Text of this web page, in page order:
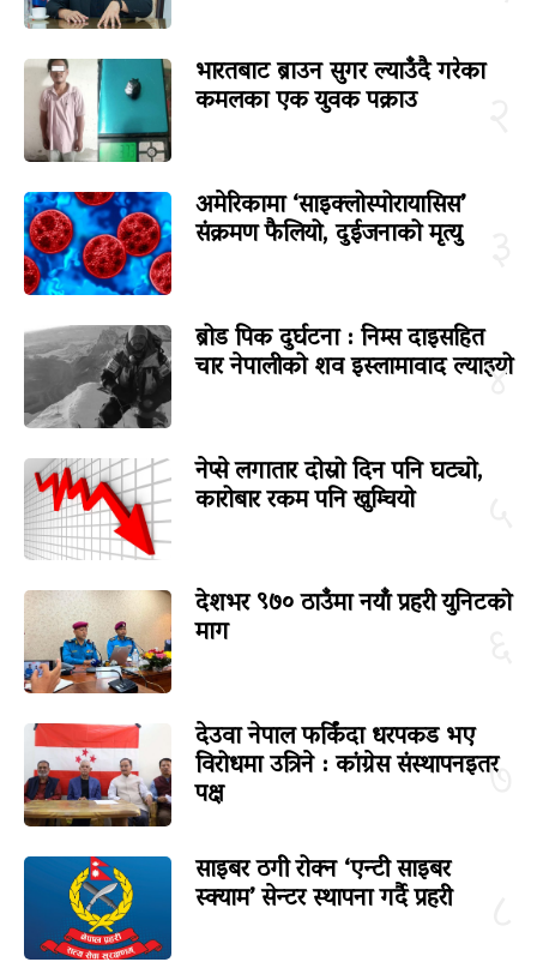
भारतबाट ब्राउन सुगर ल्याउँदै गरेका
कमलका एक युवक पक्राउ
अमेरिकामा ‘साइक्लोस्पोरायासिस’
संक्रमण फैलियो, दुईजनाको मृत्यु
४
ब्रोड पिक दुर्घटना : निम्स दाइसहित
चार नेपालीको शव इस्लामावाद ल्याइयो
नेप्से लगातार दोस्रो दिन पनि घट्यो,
कारोबार रकम पनि खुम्चियो
देशभर ९७० ठाउँमा नयाँ प्रहरी युनिटको
माग
७
देउवा नेपाल फर्किंदा धरपकड भए
विरोधमा उत्रिने : कांग्रेस संस्थापनइतर
पक्ष
साइबर ठगी रोक्न ‘एन्टी साइबर
स्क्याम’ सेन्टर स्थापना गर्दै प्रहरी